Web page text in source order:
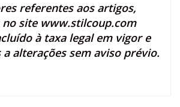
referentes aos artigos,
no site www.stilcoup.com
à taxa legal em vigor e
alterações sem aviso prévio.